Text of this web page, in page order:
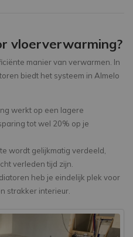
vloerverwarming?
manier van verwarmen. In
biedt het systeem in Almelo
werkt op een lagere
tot wel 20% op je
wordt gelijkmatig verdeeld,
verleden tijd zijn.
heb je eindelijk plek voor
strakker interieur.